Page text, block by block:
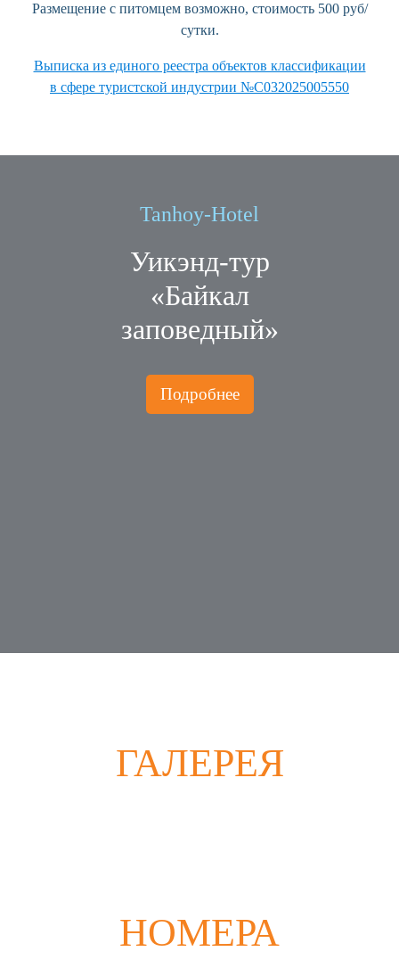
Размещение с питомцем возможно, стоимость 500 руб/
сутки.
Выписка из единого реестра объектов классификации
в сфере туристской индустрии №С032025005550
Tanhoy-Hotel
Уикэнд-тур
«Байкал
заповедный»
Подробнее
ГАЛЕРЕЯ
НОМЕРА